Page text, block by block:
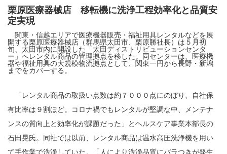
栗原医療器械店 移転機に洗浄工程効率化と品質安
定実現
関東・信越エリアで医療機器販売・福祉用具レンタルなどを展
開する栗原医療器械店（群馬県太田市、栗原勝社長）は５月初
旬、太田市内に開設した「太田ディストリビューションセンタ
ー」へレンタル商品の管理拠点を移した。同センターは、医療機
器や福祉用具の大規模物流拠点として、関東一円から長野・新潟
までをカバーする。
「レンタル商品の取扱い点数は約７０００点にのぼり、自社保
有比率は９割ほど。コロナ禍でもレンタルが堅調な中、メンテナ
ンスの質向上と効率化が課題だった」とヘルスケア事業本部長の
石田晃氏。同社では以前、レンタル商品は温水高圧洗浄機を用い
て手作業で洗浄していた。「人により洗浄品質にバラつきが発生